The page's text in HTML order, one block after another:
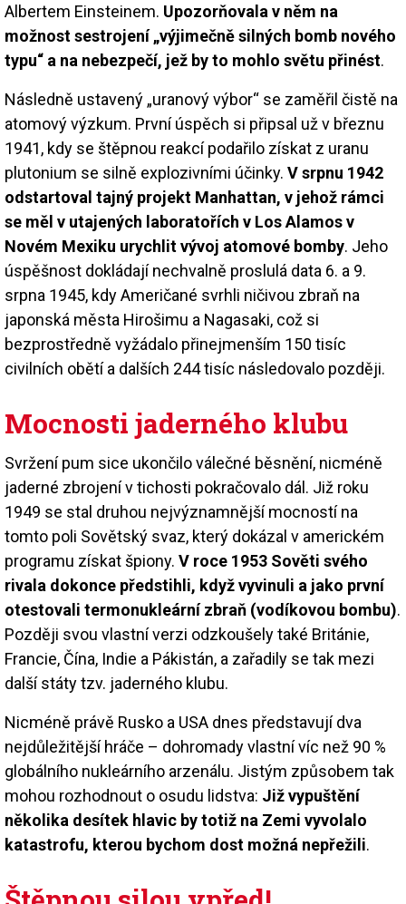
Albertem Einsteinem. Upozorňovala v něm na
možnost sestrojení „výjimečně silných bomb nového
typu“ a na nebezpečí, jež by to mohlo světu přinést.
Následně ustavený „uranový výbor“ se zaměřil čistě na
atomový výzkum. První úspěch si připsal už v březnu
1941, kdy se štěpnou reakcí podařilo získat z uranu
plutonium se silně explozivními účinky. V srpnu 1942
odstartoval tajný projekt Manhattan, v jehož rámci
se měl v utajených laboratořích v Los Alamos v
Novém Mexiku urychlit vývoj atomové bomby. Jeho
úspěšnost dokládají nechvalně proslulá data 6. a 9.
srpna 1945, kdy Američané svrhli ničivou zbraň na
japonská města Hirošimu a Nagasaki, což si
bezprostředně vyžádalo přinejmenším 150 tisíc
civilních obětí a dalších 244 tisíc následovalo později.
Mocnosti jaderného klubu
Svržení pum sice ukončilo válečné běsnění, nicméně
jaderné zbrojení v tichosti pokračovalo dál. Již roku
1949 se stal druhou nejvýznamnější mocností na
tomto poli Sovětský svaz, který dokázal v americkém
programu získat špiony. V roce 1953 Sověti svého
rivala dokonce předstihli, když vyvinuli a jako první
otestovali termonukleární zbraň (vodíkovou bombu).
Později svou vlastní verzi odzkoušely také Británie,
Francie, Čína, Indie a Pákistán, a zařadily se tak mezi
další státy tzv. jaderného klubu.
Nicméně právě Rusko a USA dnes představují dva
nejdůležitější hráče – dohromady vlastní víc než 90 %
globálního nukleárního arzenálu. Jistým způsobem tak
mohou rozhodnout o osudu lidstva: Již vypuštění
několika desítek hlavic by totiž na Zemi vyvolalo
katastrofu, kterou bychom dost možná nepřežili.